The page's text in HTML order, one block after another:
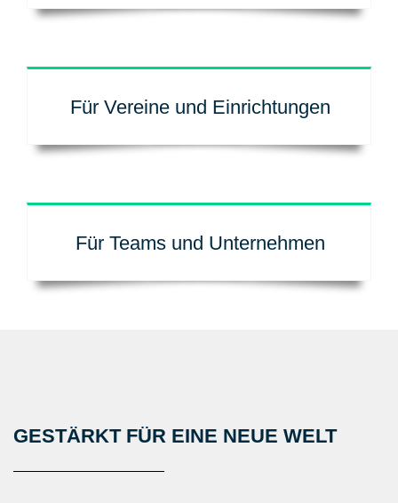
Für Vereine und Einrichtungen
Für Teams und Unternehmen
GESTÄRKT FÜR EINE NEUE WELT